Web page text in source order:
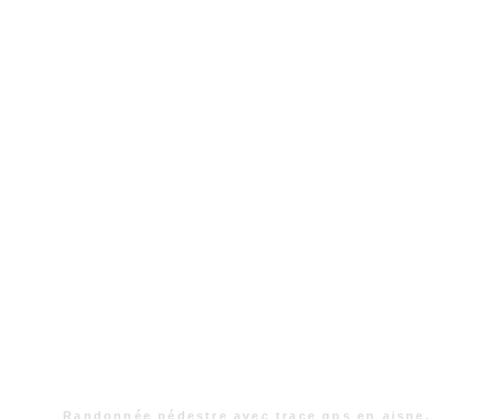
Randonnée pédestre avec trace gps en aisne.